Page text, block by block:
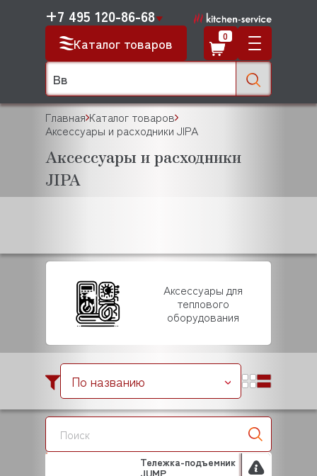
Каталог товаров
+7 495 120-86-68
0
Главная Каталог товаров
Аксессуары и расходники JIPA
Аксессуары и расходники
JIPA
Аксессуары для
теплового
оборудования
По названию
Тележка-подъемник
JUMP